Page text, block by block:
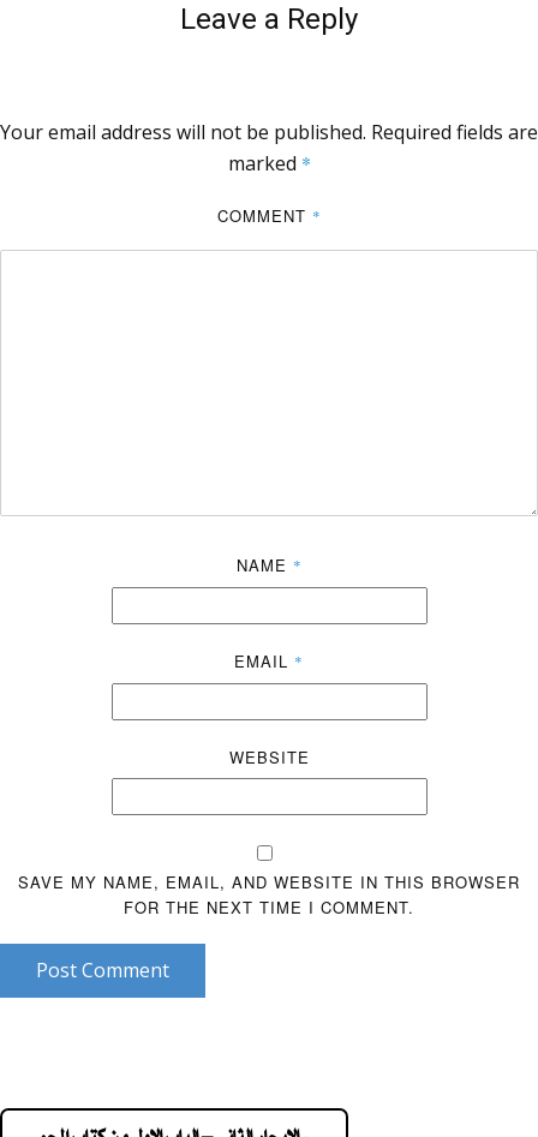
Leave a Reply
Your email address will not be published. Required fields are
marked *
COMMENT *
NAME *
EMAIL *
WEBSITE
SAVE MY NAME, EMAIL, AND WEBSITE IN THIS BROWSER
FOR THE NEXT TIME I COMMENT.
Post Comment